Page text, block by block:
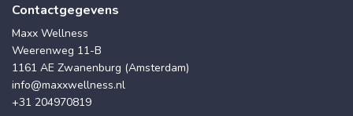
Contactgegevens
Maxx Wellness
Weerenweg 11-B
1161 AE Zwanenburg (Amsterdam)
info@maxxwellness.nl
+31 204970819